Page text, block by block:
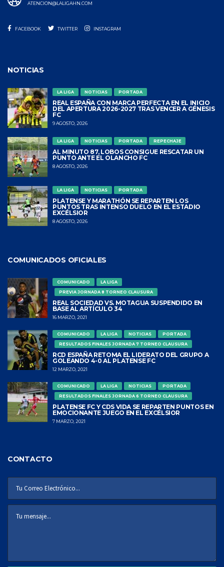
ATENCION@LALIGAHN.COM
FACEBOOK TWITTER INSTAGRAM
NOTICIAS
LA LIGA NOTICIAS PORTADA
REAL ESPAÑA CON MARCA PERFECTA EN EL INICIO
DEL APERTURA 2026-2027 TRAS VENCER A GÉNESIS
FC
9 AGOSTO, 2026
LA LIGA NOTICIAS PORTADA REPECHAJE
AL MINUTO 87, LOBOS CONSIGUE RESCATAR UN
PUNTO ANTE EL OLANCHO FC
8 AGOSTO, 2026
LA LIGA NOTICIAS PORTADA
PLATENSE Y MARATHÓN SE REPARTEN LOS
PUNTOS TRAS INTENSO DUELO EN EL ESTADIO
EXCÉLSIOR
8 AGOSTO, 2026
COMUNICADOS OFICIALES
COMUNICADO
LA LIGA
PREVIA JORNADA 8 TORNEO CLAUSURA
REAL SOCIEDAD VS. MOTAGUA SUSPENDIDO EN
BASE AL ARTÍCULO 34
16 MARZO, 2021
COMUNICADO LA LIGA NOTICIAS
PORTADA
RESULTADOS FINALES JORNADA 7 TORNEO CLAUSURA
RCD ESPAÑA RETOMA EL LIDERATO DEL GRUPO A
GOLEANDO 4-0 AL PLATENSE FC
12 MARZO, 2021
COMUNICADO LA LIGA NOTICIAS
PORTADA
RESULTADOS FINALES JORNADA 6 TORNEO CLAUSURA
PLATENSE FC Y CDS VIDA SE REPARTEN PUNTOS EN
EMOCIONANTE JUEGO EN EL EXCÉLSIOR
7 MARZO, 2021
CONTACTO